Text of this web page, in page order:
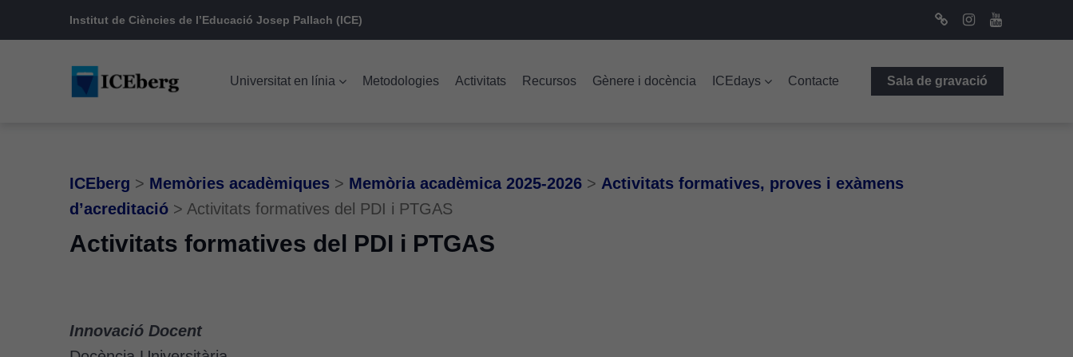
to
navigation
to
to
Institut de Ciències de l’Educació Josep Pallach (ICE)
Universitat en línia Metodologies Activitats Recursos Gènere i docència ICEdays Contacte Sala de gravació
ICEberg > Memòries acadèmiques > Memòria acadèmica 2025-2026 > Activitats formatives, proves i exàmens
d’acreditació > Activitats formatives del PDI i PTGAS
Activitats formatives del PDI i PTGAS
Innovació Docent